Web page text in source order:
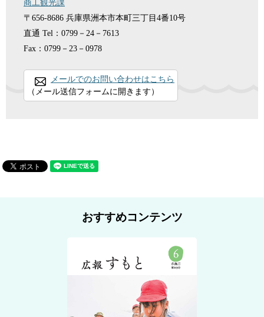
商工観光課
〒656-8686 兵庫県洲本市本町三丁目4番10号
直通 Tel：0799－24－7613
Fax：0799－23－0978
メールでのお問い合わせはこちら
（メール送信フォームに開きます）
おすすめコンテンツ